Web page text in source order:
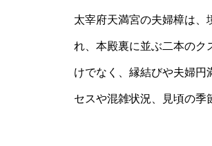
太宰府天満宮の夫婦樟は、
れ、本殿裏に並ぶ二本のク
けでなく、縁結びや夫婦円
セスや混雑状況、見頃の季